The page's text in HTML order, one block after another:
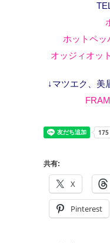
ホットペッ
オッジィオッ
↓マツエク、美
共有:
X
Pinterest